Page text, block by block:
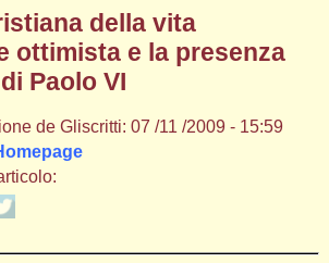
della vita
ottimista e la presenza
Paolo VI
de Gliscritti: 07 /11 /2009 - 15:59